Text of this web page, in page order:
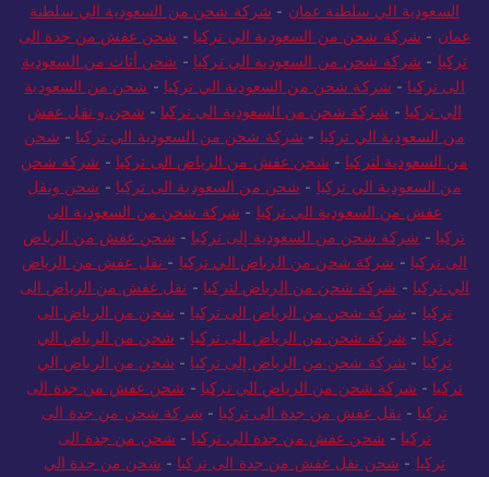
السعودية الي سلطنة عمان - شركة شحن من السعودية الي سلطنة
عمان - شركة شحن من السعودية الي تركيا - شحن عفش من جدة الى
تركيا - شركة شحن من السعودية الي تركيا - شحن أثاث من السعودية
الى تركيا - شركة شحن من السعودية الي تركيا - شحن من السعودية
الي تركيا - شركة شحن من السعودية الى تركيا - شحن و نقل عفش
من السعودية الي تركيا - شركة شحن من السعودية الي تركيا - شحن
من السعودية لتركيا - شحن عفش من الرياض الى تركيا - شركة شحن
من السعودية الي تركيا - شحن من السعودية الى تركيا - شحن ونقل
عفش من السعودية الي تركيا - شركة شحن من السعودية الى
تركيا - شركة شحن من السعودية إلى تركيا - شحن عفش من الرياض
الى تركيا - شركة شحن من الرياض الي تركيا - نقل عفش من الرياض
الي تركيا - شركة شحن من الرياض لتركيا - نقل عفش من الرياض الى
تركيا - شركة شحن من الرياض الى تركيا - شحن من الرياض الى
تركيا - شركة شحن من الرياض الى تركيا - شحن من الرياض الي
تركيا - شركة شحن من الرياض إلى تركيا - شحن من الرياض الي
تركيا - شركة شحن من الرياض الي تركيا - شحن عفش من جدة الى
تركيا - نقل عفش من جدة الى تركيا - شركة شحن من جدة الى
تركيا - شحن عفش من جدة الي تركيا - شحن من جدة الى
تركيا - شحن نقل عفش من جدة الى تركيا - شحن من جدة الي